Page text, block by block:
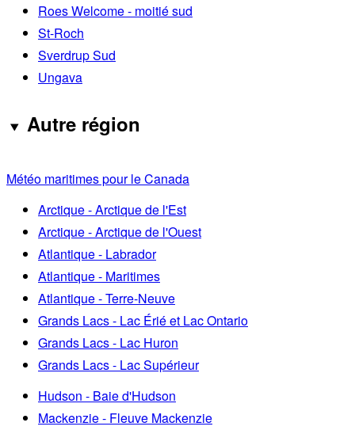
Roes Welcome - moitié sud
St-Roch
Sverdrup Sud
Ungava
Autre région
Météo maritimes pour le Canada
Arctique - Arctique de l'Est
Arctique - Arctique de l'Ouest
Atlantique - Labrador
Atlantique - Maritimes
Atlantique - Terre-Neuve
Grands Lacs - Lac Érié et Lac Ontario
Grands Lacs - Lac Huron
Grands Lacs - Lac Supérieur
Hudson - Baie d'Hudson
Mackenzie - Fleuve Mackenzie